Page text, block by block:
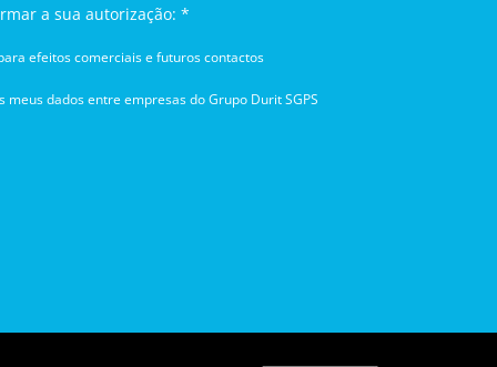
a sua autorização: *
efeitos comerciais e futuros contactos
dados entre empresas do Grupo Durit SGPS